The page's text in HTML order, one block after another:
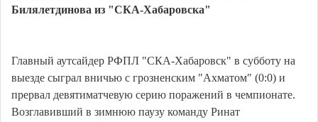
Билялетдинова из "СКА-Хабаровска"
Главный аутсайдер РФПЛ "СКА-Хабаровск" в субботу на
выезде сыграл вничью с грозненским "Ахматом" (0:0) и
прервал девятиматчевую серию поражений в чемпионате.
Возглавивший в зимнюю паузу команду Ринат